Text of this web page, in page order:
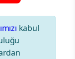
kabul